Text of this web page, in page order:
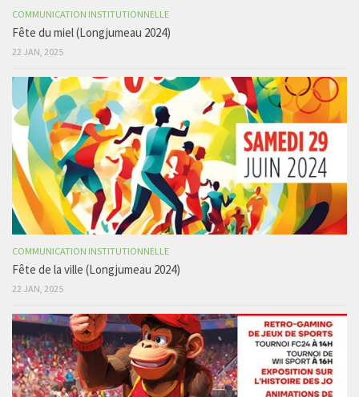
COMMUNICATION INSTITUTIONNELLE
Fête du miel (Longjumeau 2024)
22 JAN, 2025
COMMUNICATION INSTITUTIONNELLE
Fête de la ville (Longjumeau 2024)
22 JAN, 2025